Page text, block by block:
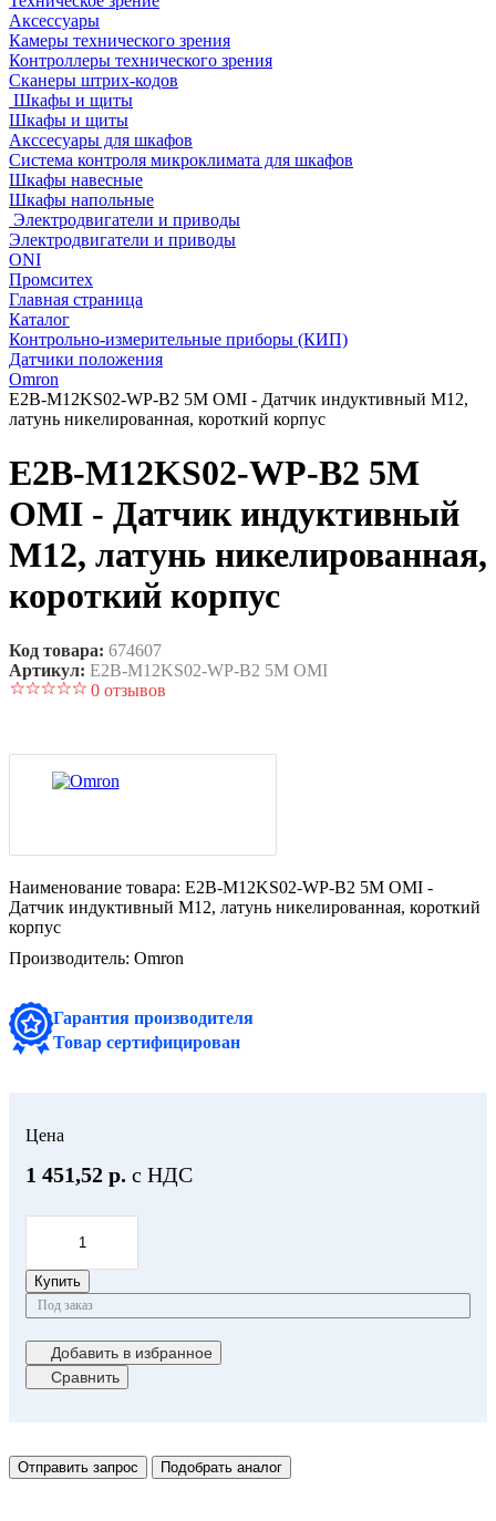
Аксессуары
Камеры технического зрения
Контроллеры технического зрения
Сканеры штрих-кодов
Шкафы и щиты
Шкафы и щиты
Акссесуары для шкафов
Система контроля микроклимата для шкафов
Шкафы навесные
Шкафы напольные
Электродвигатели и приводы
Электродвигатели и приводы
ONI
Промситех
Главная страница
Каталог
Контрольно-измерительные приборы (КИП)
Датчики положения
Omron
E2B-M12KS02-WP-B2 5M OMI - Датчик индуктивный M12,
латунь никелированная, короткий корпус
E2B-M12KS02-WP-B2 5M
OMI - Датчик индуктивный
M12, латунь никелированная,
короткий корпус
Код товара: 674607
Артикул: E2B-M12KS02-WP-B2 5M OMI
0 отзывов
Наименование товара: E2B-M12KS02-WP-B2 5M OMI -
Датчик индуктивный M12, латунь никелированная, короткий
корпус
Производитель: Omron
Гарантия производителя
Товар сертифицирован
Цена
1 451,52 р. с НДС
Купить
Под заказ
Добавить в избранное
Сравнить
Отправить запрос Подобрать аналог